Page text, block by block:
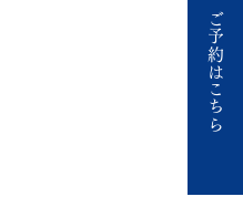
ご予約はこちら